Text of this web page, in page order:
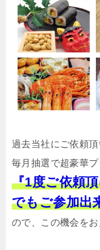
過去当社にご依頼
毎月抽選で超豪華
『1度ご依頼
でもご参加出
ので、この機会をお